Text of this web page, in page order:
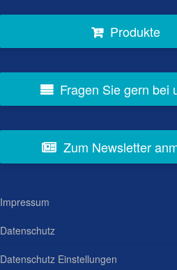
Produkte
Fragen Sie gern bei
Zum Newsletter
Impressum
Datenschutz
Datenschutz Einstellungen